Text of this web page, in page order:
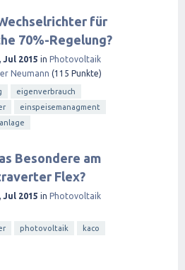
für
70%-Regelung?
Jul 2015 in Photovoltaik
Neumann (115 Punkte)
eigenverbrauch
einspeisemanagment
Besondere am
Flex?
Jul 2015 in Photovoltaik
photovoltaik kaco